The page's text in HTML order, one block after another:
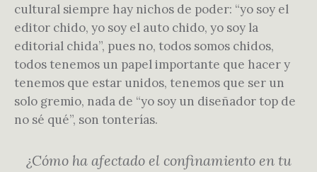
cultural siempre hay nichos de poder: “yo soy el
editor chido, yo soy el auto chido, yo soy la
editorial chida”, pues no, todos somos chidos,
todos tenemos un papel importante que hacer y
tenemos que estar unidos, tenemos que ser un
solo gremio, nada de “yo soy un diseñador top de
no sé qué”, son tonterías.
¿Cómo ha afectado el confinamiento en tu